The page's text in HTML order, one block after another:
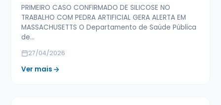
PRIMEIRO CASO CONFIRMADO DE SILICOSE NO
TRABALHO COM PEDRA ARTIFICIAL GERA ALERTA EM
MASSACHUSETTS O Departamento de Saúde Pública
de…
27/04/2026
Ver mais